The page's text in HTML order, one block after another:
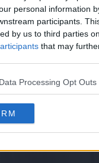
personal information
participants.
by us to third parties
that may
Processing Opt Outs